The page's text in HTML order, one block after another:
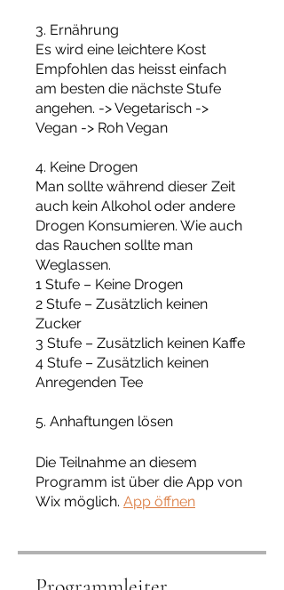
3. Ernährung
Es wird eine leichtere Kost
Empfohlen das heisst einfach
am besten die nächste Stufe
angehen. -> Vegetarisch ->
Vegan -> Roh Vegan
4. Keine Drogen
Man sollte während dieser Zeit
auch kein Alkohol oder andere
Drogen Konsumieren. Wie auch
das Rauchen sollte man
Weglassen.
1 Stufe – Keine Drogen
2 Stufe – Zusätzlich keinen
Zucker
3 Stufe – Zusätzlich keinen Kaffe
4 Stufe – Zusätzlich keinen
Anregenden Tee
5. Anhaftungen lösen
Die Teilnahme an diesem
Programm ist über die App von
Wix möglich. App öffnen